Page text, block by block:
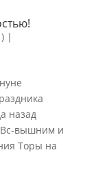
|
назад
Вс-вышним и
Торы на